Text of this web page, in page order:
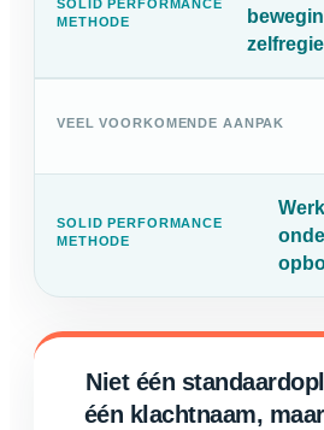
zelfregie
Niet één
één klachtnaam,